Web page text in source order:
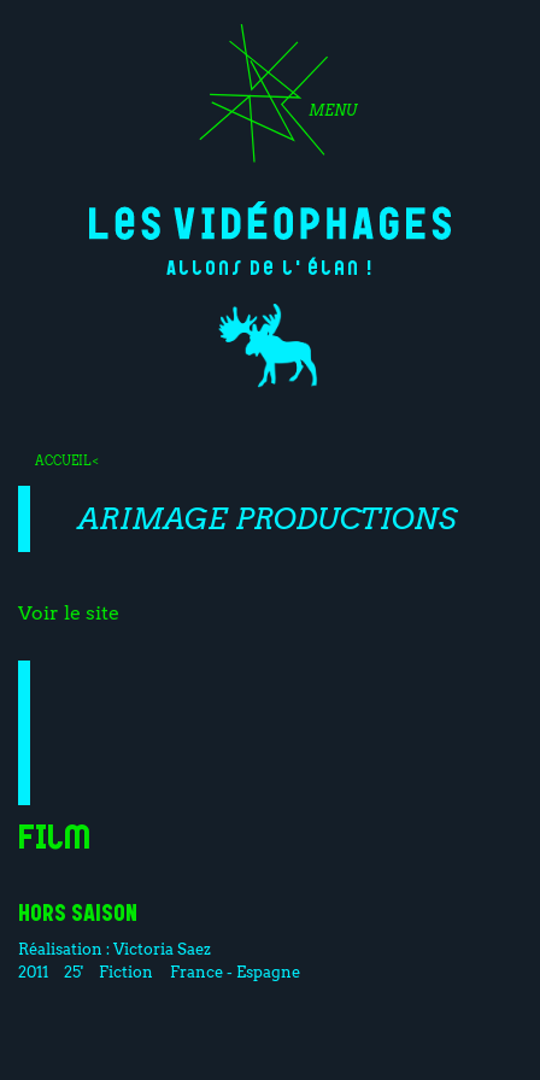
MENU
Allons de l'élan !
ACCUEIL<
ARIMAGE PRODUCTIONS
Voir le site
Film
HORS SAISON
Réalisation :Victoria Saez
2011
25' Fiction France - Espagne